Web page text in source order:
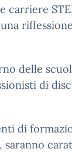
carriere
delle
di
di